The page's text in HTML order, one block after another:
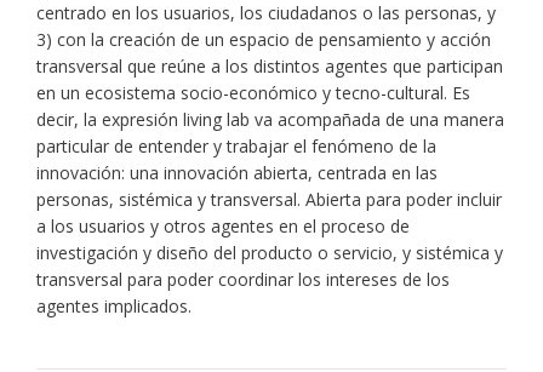
centrado en los usuarios, los ciudadanos o las personas, y
3) con la creación de un espacio de pensamiento y acción
transversal que reúne a los distintos agentes que participan
en un ecosistema socio-económico y tecno-cultural. Es
decir, la expresión living lab va acompañada de una manera
particular de entender y trabajar el fenómeno de la
innovación: una innovación abierta, centrada en las
personas, sistémica y transversal. Abierta para poder incluir
a los usuarios y otros agentes en el proceso de
investigación y diseño del producto o servicio, y sistémica y
transversal para poder coordinar los intereses de los
agentes implicados.